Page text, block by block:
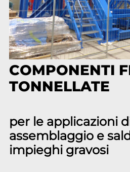
COMPONENTI
TONNELLATE
per le applicazioni
assemblaggio e
impieghi gravosi